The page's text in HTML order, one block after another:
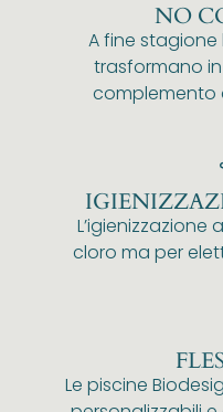
NO
A fine stagione
trasformano
complemento
L’igienizzazione
cloro ma per
Le piscine